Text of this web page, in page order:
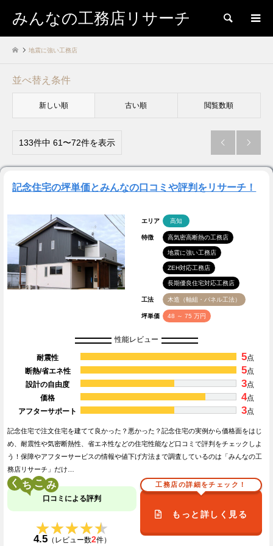
みんなの工務店リサーチ 検索
地震に強い工務店
並べ替え条件
新しい順 古い順 閲覧数順
133件中 61〜72件を表示  
記念住宅の坪単価とみんなの口コミや評判をリサーチ！
エリア 高知
特徴 高気密高断熱の工務店
地震に強い工務店
ZEH対応工務店
長期優良住宅対応工務店
工法 木造（軸組・パネル工法）
坪単価 48 ～ 75 万円
性能レビュー
耐震性 5点
断熱/省エネ性
5点
設計の自由度
3点
価格
4点
アフターサポート
3点
記念住宅で注文住宅を建てて良かった？悪かった？記念住宅の実例から価格面をはじ
め、耐震性や気密断熱性、省エネ性などの住宅性能など口コミで評判をチェックしよ
う！保障やアフターサービスの情報や値下げ方法まで調査しているのは「みんなの工
務店リサーチ」だけ…
く こ
口コミによる評判
★★★★★
★★★★★
4.5（レビュー数2件）
工務店の詳細をチェック！
もっと詳しく見る